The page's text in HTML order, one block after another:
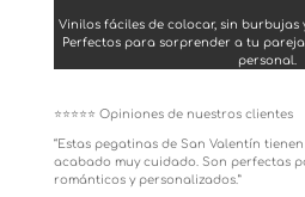
Vinilos fáciles de colocar, sin burbujas
Perfectos para sorprender a tu
personal.
⭐️⭐️⭐️⭐️⭐️ Opiniones de nuestros clientes
“Estas pegatinas de San Valentín
acabado muy cuidado. Son perfectas
románticos y personalizados.”